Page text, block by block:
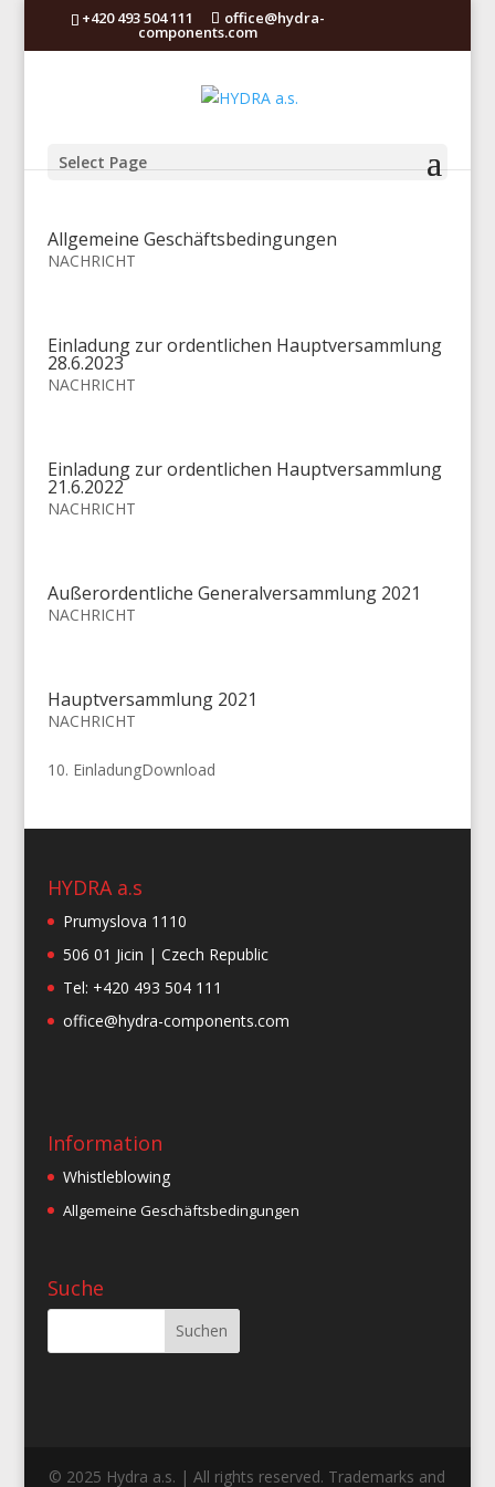
+420 493 504 111 office@hydra-
components.com
Select Page
Allgemeine Geschäftsbedingungen
NACHRICHT
Einladung zur ordentlichen Hauptversammlung
28.6.2023
NACHRICHT
Einladung zur ordentlichen Hauptversammlung
21.6.2022
NACHRICHT
Außerordentliche Generalversammlung 2021
NACHRICHT
Hauptversammlung 2021
NACHRICHT
10. EinladungDownload
HYDRA a.s
Prumyslova 1110
506 01 Jicin | Czech Republic
Tel: +420 493 504 111
office@hydra-components.com
Information
Whistleblowing
Allgemeine Geschäftsbedingungen
Suche
© 2025 Hydra a.s. | All rights reserved. Trademarks and